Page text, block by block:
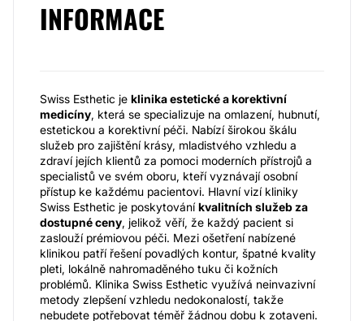
INFORMACE
Swiss Esthetic je klinika estetické a korektivní
medicíny, která se specializuje na omlazení, hubnutí,
estetickou a korektivní péči. Nabízí širokou škálu
služeb pro zajištění krásy, mladistvého vzhledu a
zdraví jejích klientů za pomoci moderních přístrojů a
specialistů ve svém oboru, kteří vyznávají osobní
přístup ke každému pacientovi. Hlavní vizí kliniky
Swiss Esthetic je poskytováníkvalitních služeb za
dostupné ceny, jelikož věří, že každý pacient si
zaslouží prémiovou péči. Mezi ošetření nabízené
klinikou patří řešení povadlých kontur, špatné kvality
pleti, lokálně nahromaděného tuku či kožních
problémů. Klinika Swiss Esthetic využívá neinvazivní
metody zlepšení vzhledu nedokonalostí, takže
nebudete potřebovat téměř žádnou dobu k zotaveni.